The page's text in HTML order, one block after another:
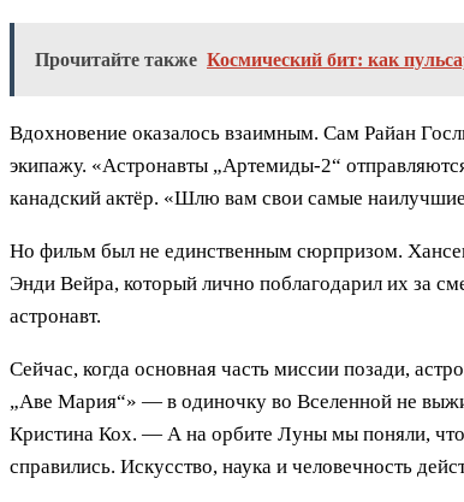
Прочитайте также Космический бит: как
Вдохновение оказалось взаимным. Сам Райан
экипажу. «Астронавты „Артемиды-2“
канадский актёр. «Шлю вам свои самые
Но фильм был не единственным сюрпризом. Хансен
Энди Вейра, который лично поблагодарил их за
астронавт.
Сейчас, когда основная часть миссии позади,
„Аве Мария“» — в одиночку во Вселенной не
Кристина Кох. — А на орбите Луны мы поняли,
справились. Искусство, наука и человечность